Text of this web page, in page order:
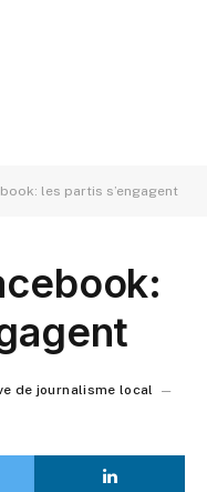
les partis s’engagent
de journalisme local